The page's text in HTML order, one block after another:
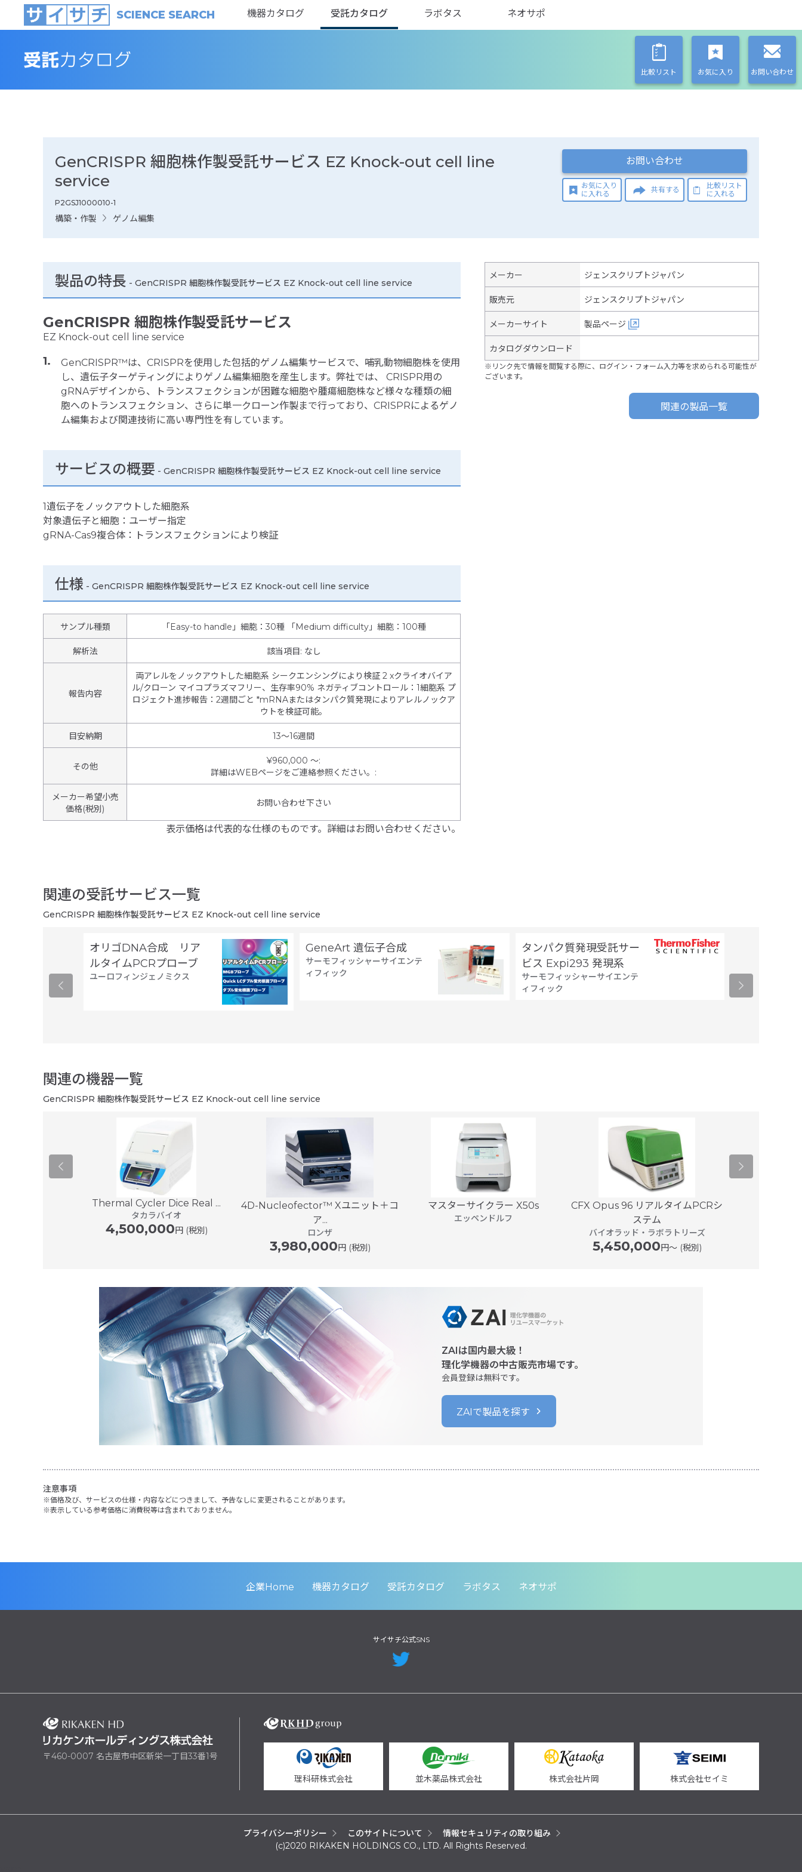
SCIENCE SEARCH 機器カタログ 受託カタログ ラボタス ネオサポ
比較リスト お気に入り お問い合わせ
GenCRISPR 細胞株作製受託サービス EZ Knock-out cell line
service
P2GSJ1000010-1
構築・作製 ゲノム編集
お問い合わせ
お気に入り
に入れる
共有する
比較リスト
に入れる
製品の特長 - GenCRISPR 細胞株作製受託サービス EZ Knock-out cell line service
GenCRISPR 細胞株作製受託サービス
EZ Knock-out cell line service
GenCRISPR™は、CRISPRを使用した包括的ゲノム編集サービスで、哺乳動物細胞株を使用
し、遺伝子ターゲティングによりゲノム編集細胞を産生します。弊社では、 CRISPR用の
gRNAデザインから、トランスフェクションが困難な細胞や腫瘍細胞株など様々な種類の細
胞へのトランスフェクション、さらに単一クローン作製まで行っており、CRISPRによるゲノ
ム編集および関連技術に高い専門性を有しています。
サービスの概要 - GenCRISPR 細胞株作製受託サービス EZ Knock-out cell line service
1遺伝子をノックアウトした細胞系
対象遺伝子と細胞：ユーザー指定
gRNA-Cas9複合体：トランスフェクションにより検証
仕様 - GenCRISPR 細胞株作製受託サービス EZ Knock-out cell line service
サンプル種類 「Easy-to handle」細胞：30種 「Medium difficulty」細胞：100種
解析法 該当項目: なし
報告内容
両アレルをノックアウトした細胞系 シークエンシングにより検証 2 xクライオバイア
ル/クローン マイコプラズマフリー、生存率90% ネガティブコントロール：1細胞系 プ
ロジェクト進捗報告：2週間ごと *mRNAまたはタンパク質発現によりアレルノックア
ウトを検証可能。
目安納期 13～16週間
その他
¥960,000 ～:
詳細はWEBページをご連絡参照ください。 :
メーカー希望小売
価格(税別)
お問い合わせ下さい
表示価格は代表的な仕様のものです。詳細はお問い合わせください。
メーカー ジェンスクリプトジャパン
販売元 ジェンスクリプトジャパン
メーカーサイト 製品ページ
カタログダウンロード
※リンク先で情報を閲覧する際に、ログイン・フォーム入力等を求められる可能性が
ございます。
関連の製品一覧
関連の受託サービス一覧
GenCRISPR 細胞株作製受託サービス EZ Knock-out cell line service
オリゴDNA合成 リア
ルタイムPCRプローブ
ユーロフィンジェノミクス
GeneArt 遺伝子合成
サーモフィッシャーサイエンテ
ィフィック
タンパク質発現受託サー
ビス Expi293 発現系
サーモフィッシャーサイエンテ
ィフィック
関連の機器一覧
GenCRISPR 細胞株作製受託サービス EZ Knock-out cell line service
Thermal Cycler Dice Real ...
タカラバイオ
4,500,000円 (税別)
4D-Nucleofector™ Xユニット＋コ
ア...
ロンザ
3,980,000円 (税別)
マスターサイクラー X50s
エッペンドルフ
CFX Opus 96 リアルタイムPCRシ
ステム
バイオラッド・ラボラトリーズ
5,450,000円〜 (税別)
ZAIは国内最大級！
理化学機器の中古販売市場です。
会員登録は無料です。
ZAIで製品を探す
注意事項
価格及び、サービスの仕様・内容などにつきまして、予告なしに変更されることがあります。
表示している参考価格に消費税等は含まれておりません。
企業Home 機器カタログ 受託カタログ ラボタス ネオサポ
サイサチ公式SNS
〒460-0007 名古屋市中区新栄一丁目33番1号
理科研株式会社 並木薬品株式会社 株式会社片岡 株式会社セイミ
プライバシーポリシー このサイトについて
情報セキュリティの取り組み
(c)2020 RIKAKEN HOLDINGS CO., LTD. All Rights Reserved.